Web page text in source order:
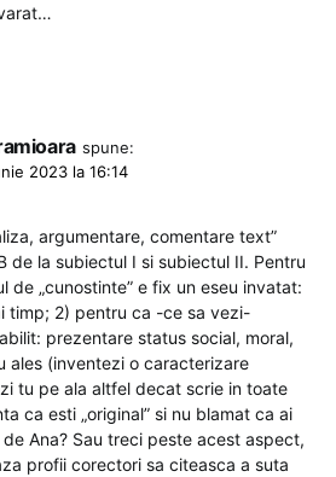
spune:
2023 la 16:14
argumentare, comentare text”
de la subiectul I si subiectul II. Pentru
de „cunostinte” e fix un eseu invatat:
timp; 2) pentru ca -ce sa vezi-
prezentare status social, moral,
ales (inventezi o caracterizare
tu pe ala altfel decat scrie in toate
ca esti „original” si nu blamat ca ai
Ana? Sau treci peste acest aspect,
profii corectori sa citeasca a suta